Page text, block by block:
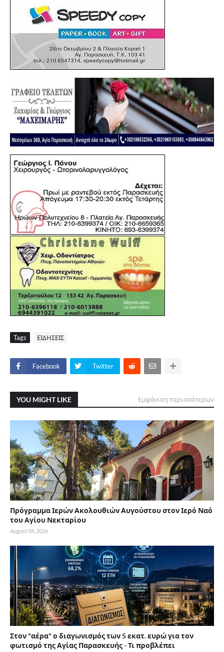
Tags ΕΙΔΗΣΕΙΣ
Facebook Twitter
YOU MIGHT LIKE Εμφάνιση περισσότερων
Πρόγραμμα Ιερών Ακολουθιών Αυγούστου στον Ιερό Ναό
του Αγίου Νεκταρίου
August 04, 2026
Στον "αέρα" ο διαγωνισμός των 5 εκατ. ευρώ για τον
φωτισμό της Αγίας Παρασκευής - Τι προβλέπει